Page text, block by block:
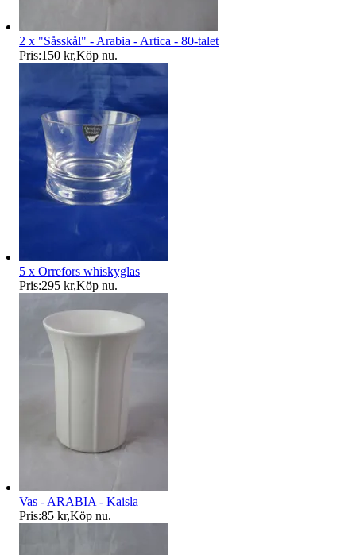
2 x "Såsskål" - Arabia - Artica - 80-talet
Pris:150 kr,Köp nu.
5 x Orrefors whiskyglas
Pris:295 kr,Köp nu.
Vas - ARABIA - Kaisla
Pris:85 kr,Köp nu.